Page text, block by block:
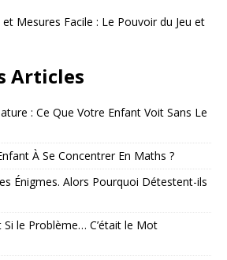
Mesures Facile : Le Pouvoir du Jeu et
Articles
: Ce Que Votre Enfant Voit Sans Le
À Se Concentrer En Maths ?
Énigmes. Alors Pourquoi Détestent-ils
le Problème… C’était le Mot